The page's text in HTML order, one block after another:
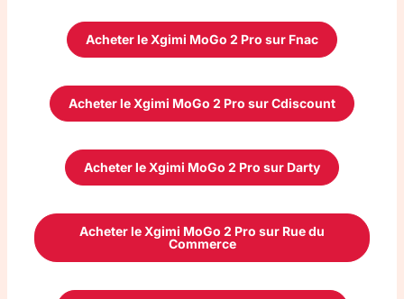
Acheter le Xgimi MoGo 2 Pro sur Fnac
Acheter le Xgimi MoGo 2 Pro sur Cdiscount
Acheter le Xgimi MoGo 2 Pro sur Darty
Acheter le Xgimi MoGo 2 Pro sur Rue du
Commerce